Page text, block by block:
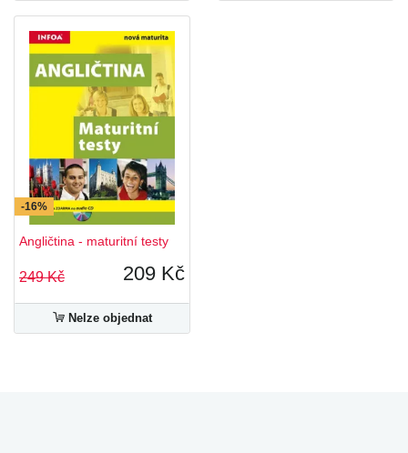
-16%
Angličtina - maturitní testy
249 Kč 209 Kč
Nelze objednat